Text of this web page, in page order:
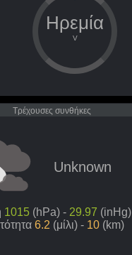
Ηρεμία
V
Τρέχουσες συνθήκες
Unknown
1015 (hPa) - 29.97 (inHg)
6.2 (μίλι) - 10 (km)